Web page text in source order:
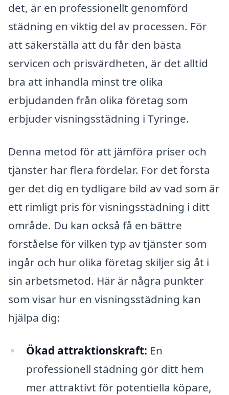
det, är en professionellt genomförd
städning en viktig del av processen. För
att säkerställa att du får den bästa
servicen och prisvärdheten, är det alltid
bra att inhandla minst tre olika
erbjudanden från olika företag som
erbjuder visningsstädning i Tyringe.
Denna metod för att jämföra priser och
tjänster har flera fördelar. För det första
ger det dig en tydligare bild av vad som är
ett rimligt pris för visningsstädning i ditt
område. Du kan också få en bättre
förståelse för vilken typ av tjänster som
ingår och hur olika företag skiljer sig åt i
sin arbetsmetod. Här är några punkter
som visar hur en visningsstädning kan
hjälpa dig:
Ökad attraktionskraft: En
professionell städning gör ditt hem
mer attraktivt för potentiella köpare,